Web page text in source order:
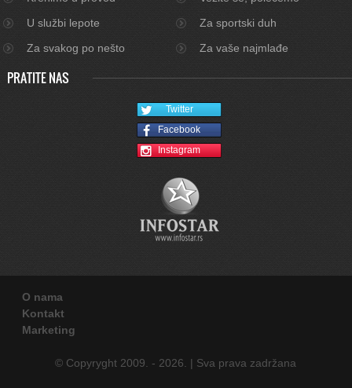
U službi lepote
Za sportski duh
Za svakog po nešto
Za vaše najmlađe
PRATITE NAS
Twitter
Facebook
Instagram
O nama
Kontakt
Marketing
© Copyryght 2009. - 2026. | Sva prava zadržana